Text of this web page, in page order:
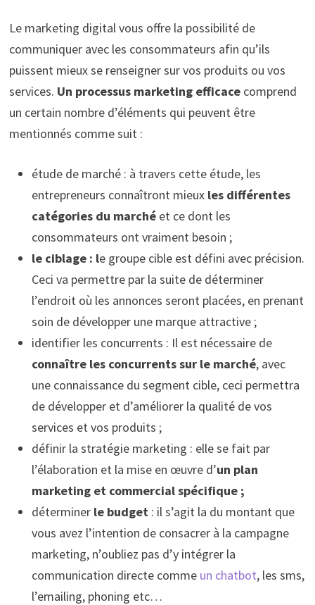
Le marketing digital vous offre la possibilité de
communiquer avec les consommateurs afin qu’ils
puissent mieux se renseigner sur vos produits ou vos
services. Un processus marketing efficace comprend
un certain nombre d’éléments qui peuvent être
mentionnés comme suit :
étude de marché : à travers cette étude, les
entrepreneurs connaîtront mieuxles différentes
catégories du marché et ce dont les
consommateurs ont vraiment besoin ;
le ciblage : le groupe cible est défini avec précision.
Ceci va permettre par la suite de déterminer
l’endroit où les annonces seront placées, en prenant
soin de développer une marque attractive ;
identifier les concurrents : Il est nécessaire de
connaître les concurrents sur le marché, avec
une connaissance du segment cible, ceci permettra
de développer et d’améliorer la qualité de vos
services et vos produits ;
définir la stratégie marketing : elle se fait par
l’élaboration et la mise en œuvre d’un plan
marketing et commercial spécifique ;
déterminer le budget: il s’agit la du montant que
vous avez l’intention de consacrer à la campagne
marketing, n’oubliez pas d’y intégrer la
communication directe comme un chatbot, les sms,
l’emailing, phoning etc…